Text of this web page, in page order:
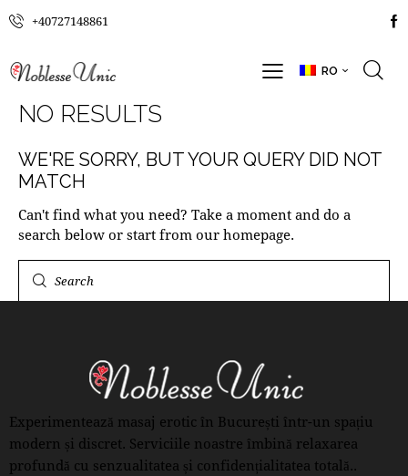
+40727148861
RO
NO RESULTS
WE'RE SORRY, BUT YOUR QUERY DID NOT
MATCH
Can't find what you need? Take a moment and do a
search below or start from our homepage.
Experimentează masaj erotic în București într-un spațiu
modern și discret. Serviciile noastre îmbină relaxarea
profundă cu senzualitatea și confidențialitatea totală..